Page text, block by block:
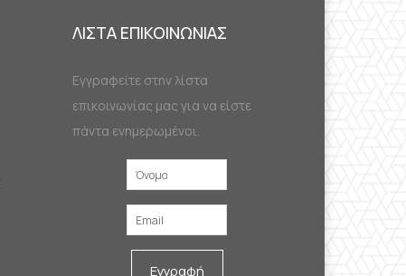
ΛΙΣΤΑ ΕΠΙΚΟΙΝΩΝΙΑΣ
Εγγραφείτε στην λίστα
επικοινωνίας μας για να είστε
πάντα ενημερωμένοι.
Εγγραφή